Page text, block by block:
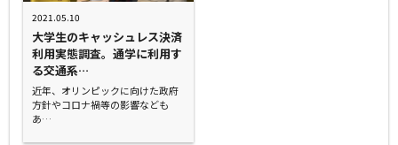
2021.05.10
大学生のキャッシュレス決済
利用実態調査。通学に利用す
る交通系…
近年、オリンピックに向けた政府
方針やコロナ禍等の影響なども
あ…